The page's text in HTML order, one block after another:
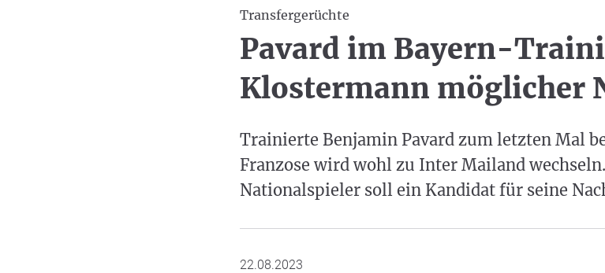
Transfergerüchte
Pavard im Bayern-
Klostermann möglicher
Trainierte Benjamin Pavard zum letzten Mal
Franzose wird wohl zu Inter Mailand
Nationalspieler soll ein Kandidat für seine
22.08.2023